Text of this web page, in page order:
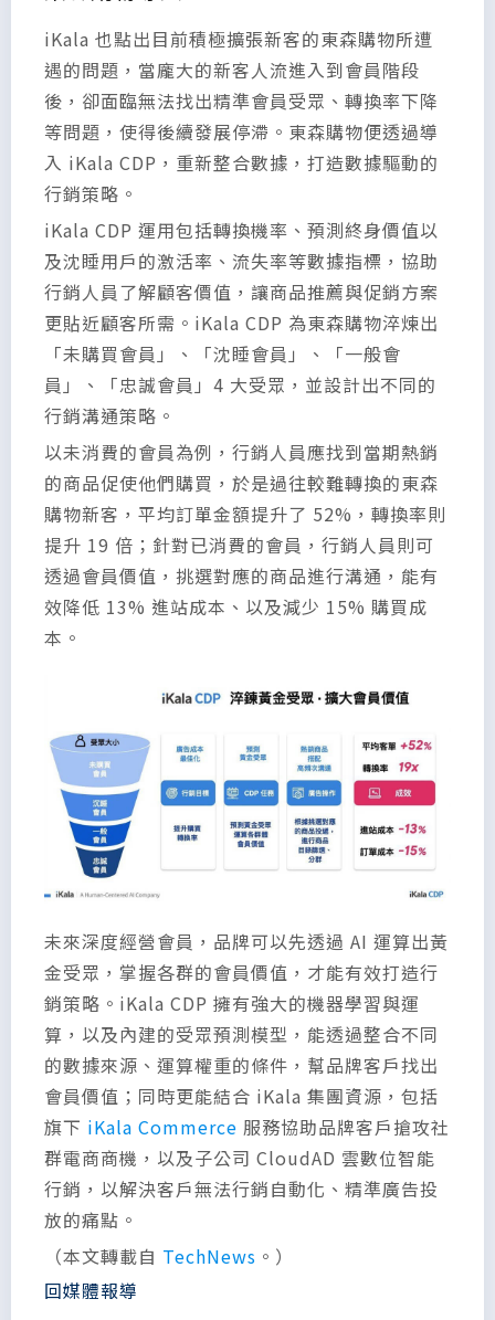
iKala 也點出目前積極擴張新客的東森購物所遭
遇的問題，當龐大的新客人流進入到會員階段
後，卻面臨無法找出精準會員受眾、轉換率下降
等問題，使得後續發展停滯。東森購物便透過導
入 iKala CDP，重新整合數據，打造數據驅動的
行銷策略。
iKala CDP 運用包括轉換機率、預測終身價值以
及沈睡用戶的激活率、流失率等數據指標，協助
行銷人員了解顧客價值，讓商品推薦與促銷方案
更貼近顧客所需。iKala CDP 為東森購物淬煉出
「未購買會員」、「沈睡會員」、「一般會
員」、「忠誠會員」4 大受眾，並設計出不同的
行銷溝通策略。
以未消費的會員為例，行銷人員應找到當期熱銷
的商品促使他們購買，於是過往較難轉換的東森
購物新客，平均訂單金額提升了 52%，轉換率則
提升 19 倍；針對已消費的會員，行銷人員則可
透過會員價值，挑選對應的商品進行溝通，能有
效降低 13% 進站成本、以及減少 15% 購買成
本。
未來深度經營會員，品牌可以先透過 AI 運算出黃
金受眾，掌握各群的會員價值，才能有效打造行
銷策略。iKala CDP 擁有強大的機器學習與運
算，以及內建的受眾預測模型，能透過整合不同
的數據來源、運算權重的條件，幫品牌客戶找出
會員價值；同時更能結合 iKala 集團資源，包括
旗下 iKala Commerce 服務協助品牌客戶搶攻社
群電商商機，以及子公司 CloudAD 雲數位智能
行銷，以解決客戶無法行銷自動化、精準廣告投
放的痛點。
（本文轉載自 TechNews 。）
回媒體報導